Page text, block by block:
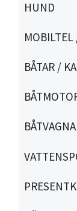
HUND
BÅTAR /